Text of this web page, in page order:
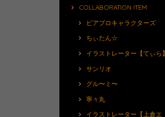
COLLABORATION ITEM
ピアプロキャラクターズ
ちぃたん☆
イラストレーター【てぃら】
サンリオ
グル〜ミ〜
寧々丸
イラストレーター【上倉エ